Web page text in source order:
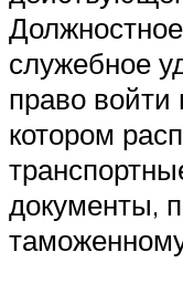
служебное
право
котором
документы,